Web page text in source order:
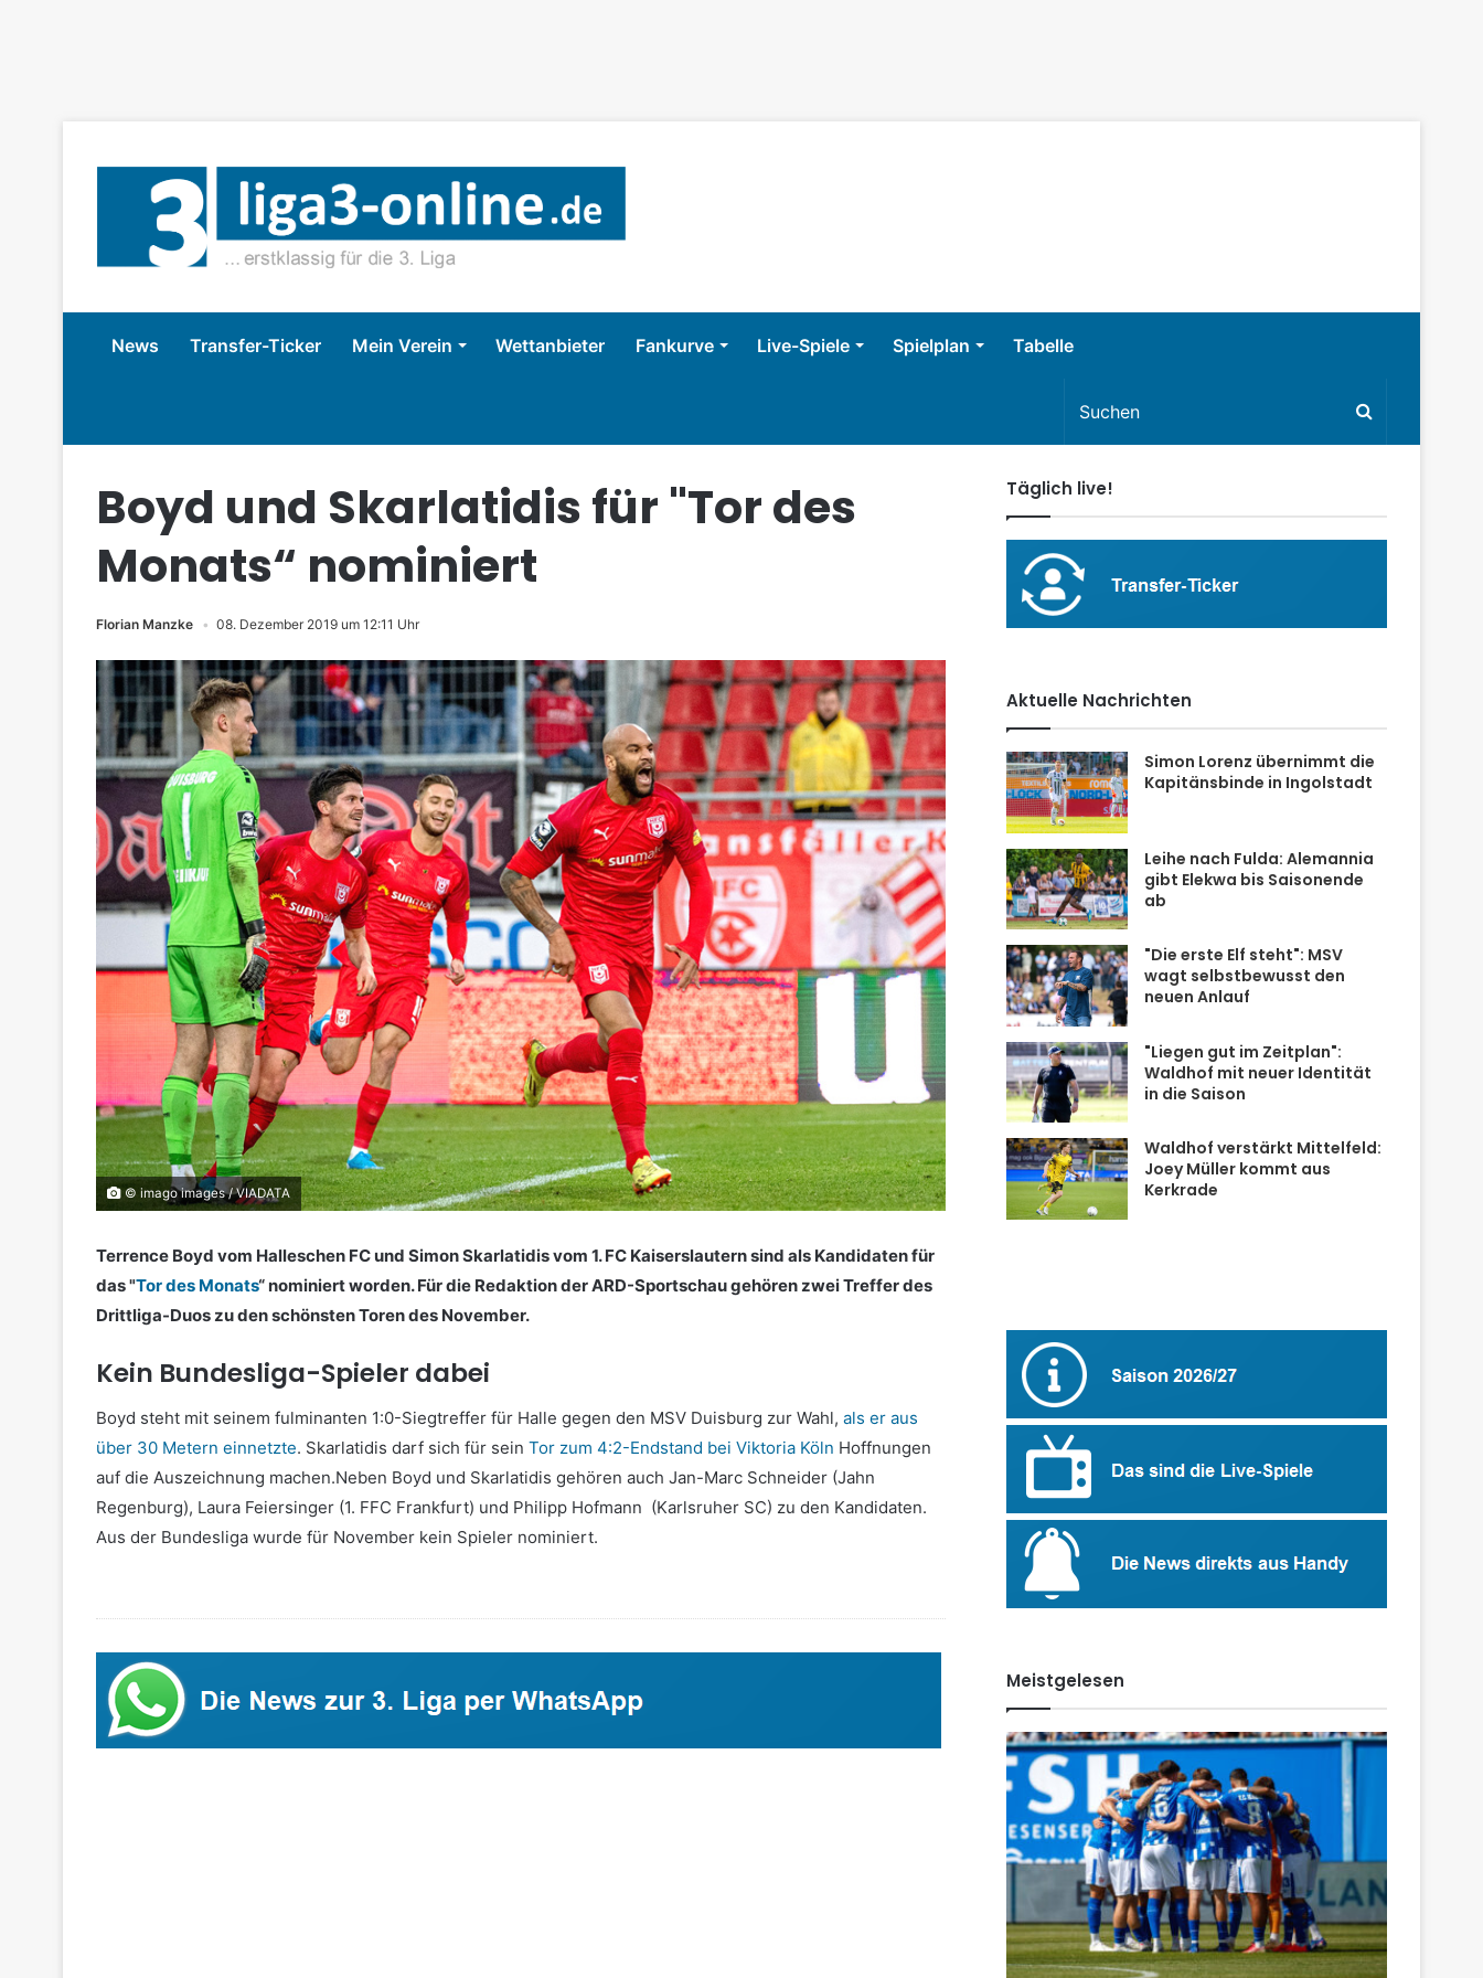
News Transfer-Ticker Mein Verein Wettanbieter Fankurve Live-Spiele Spielplan Tabelle
Boyd und Skarlatidis für "Tor des
Monats“ nominiert
Florian Manzke 08. Dezember 2019 um 12:11 Uhr
© imago images / VIADATA
Terrence Boyd vom Halleschen FC und Simon Skarlatidis vom 1. FC Kaiserslautern sind als Kandidaten für
das "Tor des Monats“ nominiert worden. Für die Redaktion der ARD-Sportschau gehören zwei Treffer des
Drittliga-Duos zu den schönsten Toren des November.
Kein Bundesliga-Spieler dabei
Boyd steht mit seinem fulminanten 1:0-Siegtreffer für Halle gegen den MSV Duisburg zur Wahl, als er aus
über 30 Metern einnetzte. Skarlatidis darf sich für sein Tor zum 4:2-Endstand bei Viktoria Köln Hoffnungen
auf die Auszeichnung machen.Neben Boyd und Skarlatidis gehören auch Jan-Marc Schneider (Jahn
Regenburg), Laura Feiersinger (1. FFC Frankfurt) und Philipp Hofmann (Karlsruher SC) zu den Kandidaten.
Aus der Bundesliga wurde für November kein Spieler nominiert.
Täglich live!
Aktuelle Nachrichten
Simon Lorenz übernimmt die
Kapitänsbinde in Ingolstadt
Leihe nach Fulda: Alemannia
gibt Elekwa bis Saisonende
ab
"Die erste Elf steht": MSV
wagt selbstbewusst den
neuen Anlauf
"Liegen gut im Zeitplan":
Waldhof mit neuer Identität
in die Saison
Waldhof verstärkt Mittelfeld:
Joey Müller kommt aus
Kerkrade
Meistgelesen